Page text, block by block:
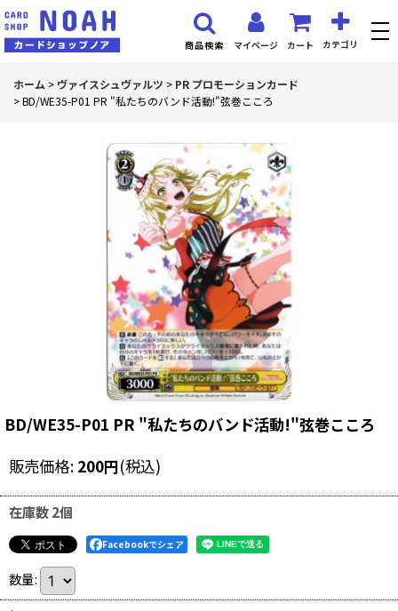
マイページ カート カテゴリ
商品検索
ホーム > ヴァイスシュヴァルツ > PR プロモーションカード
>BD/WE35-P01 PR "私たちのバンド活動!"弦巻こころ
BD/WE35-P01 PR "私たちのバンド活動!"弦巻こころ
販売価格: 200円(税込)
在庫数 2個
Facebookでシェア
数量: